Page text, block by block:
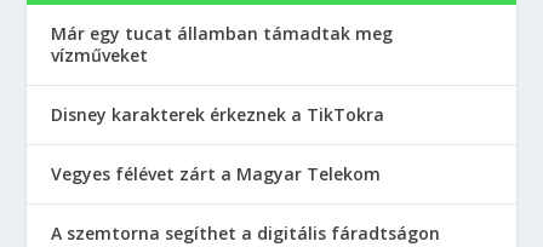
Már egy tucat államban támadtak meg
vízműveket
Disney karakterek érkeznek a TikTokra
Vegyes félévet zárt a Magyar Telekom
A szemtorna segíthet a digitális fáradtságon